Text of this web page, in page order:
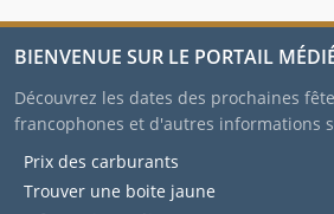
BIENVENUE SUR LE PORTAIL
Découvrez les dates des prochaines
francophones et d'autres informations
Prix des carburants
Trouver une boite jaune